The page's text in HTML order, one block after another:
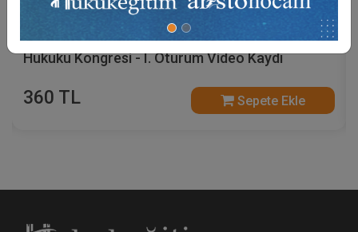
Anonim Şirketlerde Yönetim Kurulu - VI. Ticaret
Hukuku Kongresi - I. Oturum Video Kaydı
360 TL Sepete Ekle